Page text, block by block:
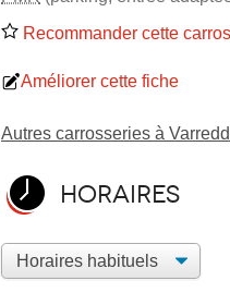
Recommander cette
Améliorer cette fiche
Autres carrosseries à
Horaires